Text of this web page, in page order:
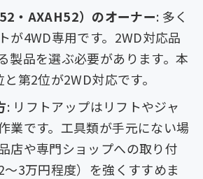
・AXAH52）のオーナー: 多く
が4WD専用です。2WD対応品
製品を選ぶ必要があります。本
第2位が2WD対応です。
: リフトアップはリフトやジャ
業です。工具類が手元にない場
店や専門ショップへの取り付
〜3万円程度）を強くすすめま